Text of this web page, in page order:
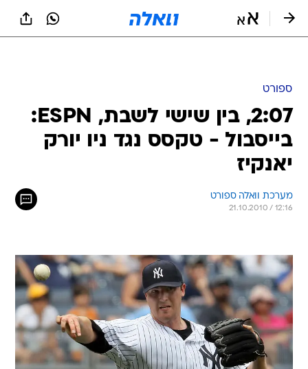
ספורט
2:07, בין שישי לשבת, ESPN:
בייסבול - טקסס נגד ניו יורק
יאנקיז
מערכת וואלה ספורט
21.10.2010 / 12:16